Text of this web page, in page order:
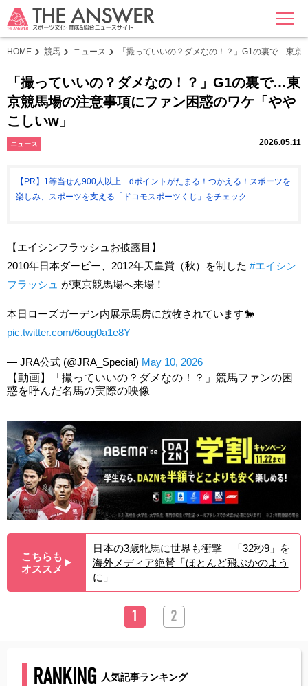
MENU
HOME 競馬 ニュース 「撮っていいの？ダメなの！？」G1の裏で…東
「撮っていいの？ダメなの！？」G1の裏で…東
京競馬場の注意事項にファン困惑のワケ「やや
こしいw」
ニュース 2026.05.11
【PR】1等当せん900人以上 dポイントがたまる！つかえる！スポーツを
楽しみ、スポーツを支える「ドコモスポーツくじ」をチェック
【エイシンフラッシュお披露目】
2010年日本ダービー、2012年天皇賞（秋）を制した #エイシン
フラッシュ が東京競馬場へ来場！
本日ローズガーデン内展示馬房に放牧されています🐎
pic.twitter.com/6oug0a1e8Y
— JRA公式 (@JRA_Special) May 10, 2026
【動画】「撮っていいの？ダメなの！？」競馬ファンの困
惑を呼んだ名馬の実際の映像
こちらも
オススメ ▶︎
日本の3歳牝馬に世界も衝撃 「32秒9」を
海外メディア絶賛「ほとんど飛ぶかのよう
に」
1 2
RANKING 人気記事ランキング